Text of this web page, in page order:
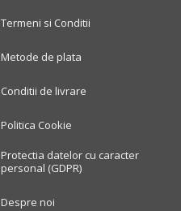
Termeni si Conditii
Metode de plata
Conditii de livrare
Politica Cookie
Protectia datelor cu caracter
personal (GDPR)
Despre noi